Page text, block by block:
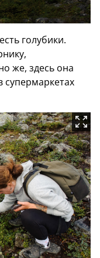
голубики.
же, здесь она
супермаркетах